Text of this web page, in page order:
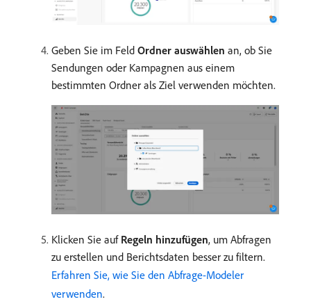
Geben Sie im Feld Ordner auswählen an, ob Sie
Sendungen oder Kampagnen aus einem
bestimmten Ordner als Ziel verwenden möchten.
Klicken Sie auf Regeln hinzufügen, um Abfragen
zu erstellen und Berichtsdaten besser zu filtern.
Erfahren Sie, wie Sie den Abfrage-Modeler
verwenden.